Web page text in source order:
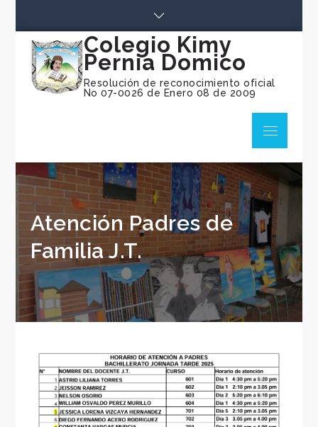
content
Colegio Kimy
Pernia Domico
Resolución de reconocimiento oficial
No 07-0026 de Enero 08 de 2009
Menu
Atención Padres de
Familia J.T.